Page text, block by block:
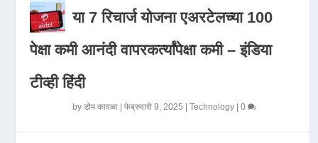
या 7 रिचार्ज योजना एअरटेलच्या 100
पेक्षा कमी आनंदी वापरकर्त्यांपेक्षा कमी – इंडिया
टीव्ही हिंदी
byडोम कावळा |फेब्रुवारी 9, 2025 |Technology |0